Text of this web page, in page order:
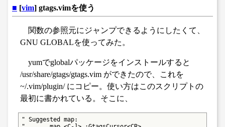
■ [vim] gtags.vimを使う
関数の参照元にジャンプできるようにしたくて、
GNU GLOBALを使ってみた。
yumでglobalパッケージをインストールすると
/usr/share/gtags/gtags.vim ができたので、これを
~/.vim/plugin/ にコピー。使い方はこのスクリプトの
最初に書かれている。そこに、
" Suggested map: